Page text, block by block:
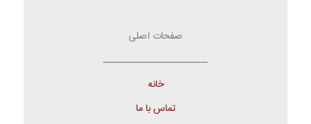
صفحات اصلی
ـــــــــــــــــــــــــ
خانه
تماس با ما